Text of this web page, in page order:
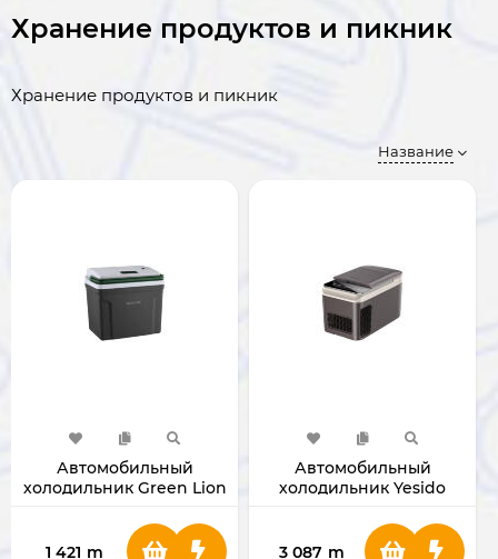
Хранение продуктов и пикник
Хранение продуктов и пикник
Название
Автомобильный
холодильник Green Lion
[GNHITLCOOLBK]
1 421 m
Автомобильный
холодильник Yesido
3 087 m